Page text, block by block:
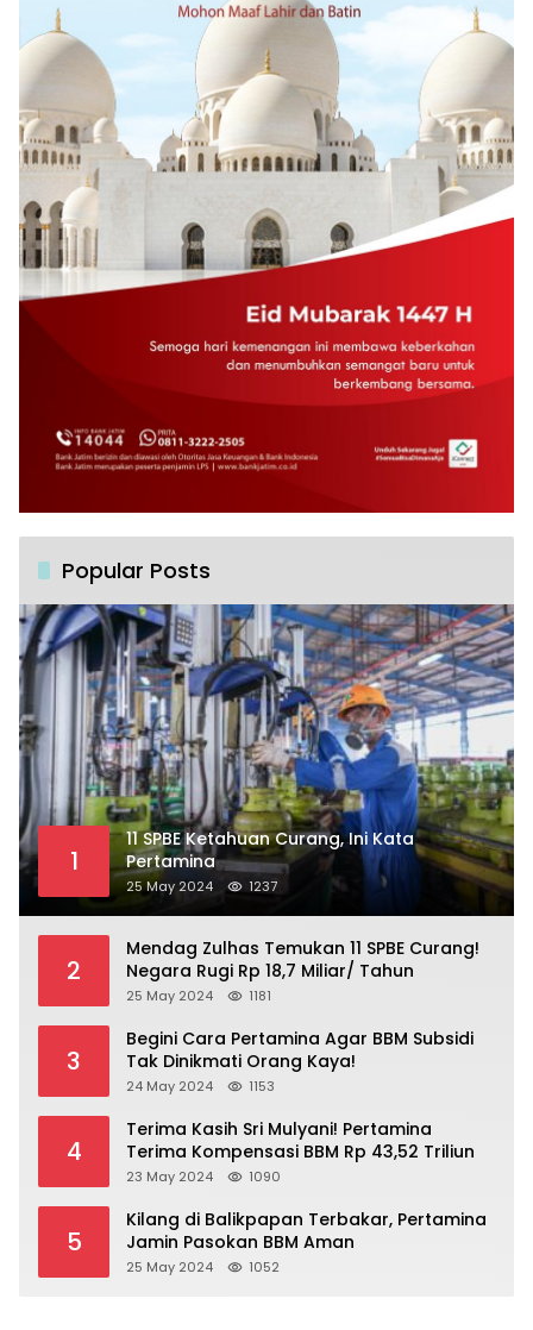
Popular Posts
1
11 SPBE Ketahuan Curang, Ini Kata
Pertamina
25 May 2024 1237
2
Mendag Zulhas Temukan 11 SPBE Curang!
Negara Rugi Rp 18,7 Miliar/ Tahun
25 May 2024 1181
3
Begini Cara Pertamina Agar BBM Subsidi
Tak Dinikmati Orang Kaya!
24 May 2024 1153
4
Terima Kasih Sri Mulyani! Pertamina
Terima Kompensasi BBM Rp 43,52 Triliun
23 May 2024 1090
5
Kilang di Balikpapan Terbakar, Pertamina
Jamin Pasokan BBM Aman
25 May 2024 1052